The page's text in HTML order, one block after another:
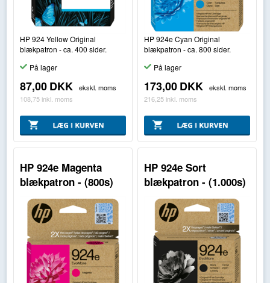
HP 924 Yellow Original
blækpatron - ca. 400 sider.
På lager
87,00DKK
ekskl. moms
108,75 inkl. moms
HP 924e Cyan Original
blækpatron - ca. 800 sider.
På lager
173,00DKK
ekskl. moms
216,25 inkl. moms
HP 924e Magenta
blækpatron - (800s)
HP 924e Sort
blækpatron - (1.000s)